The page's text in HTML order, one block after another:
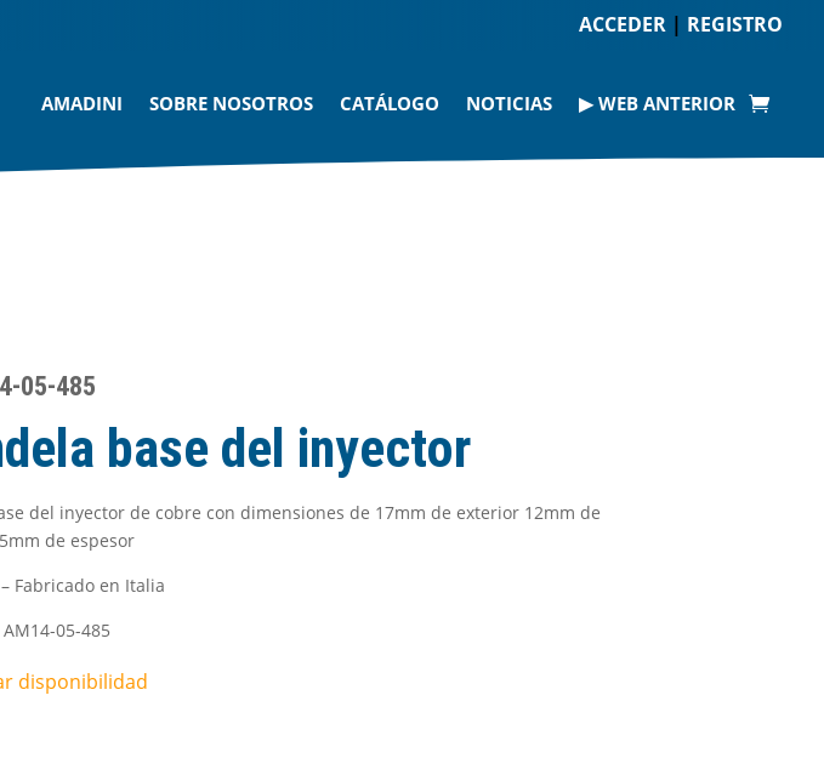
ACCEDER | REGISTRO
AMADINI SOBRE NOSOTROS CATÁLOGO NOTICIAS ▶ WEB ANTERIOR
05-485
base del inyector
del inyector de cobre con dimensiones de 17mm de exterior 12mm de
de espesor
Fabricado en Italia
05-485
disponibilidad